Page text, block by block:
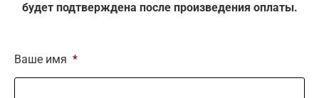
будет подтверждена после произведения оплаты.
Ваше имя *